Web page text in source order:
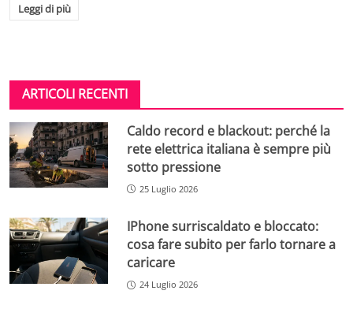
Leggi di più
ARTICOLI RECENTI
Caldo record e blackout: perché la
rete elettrica italiana è sempre più
sotto pressione
25 Luglio 2026
IPhone surriscaldato e bloccato:
cosa fare subito per farlo tornare a
caricare
24 Luglio 2026